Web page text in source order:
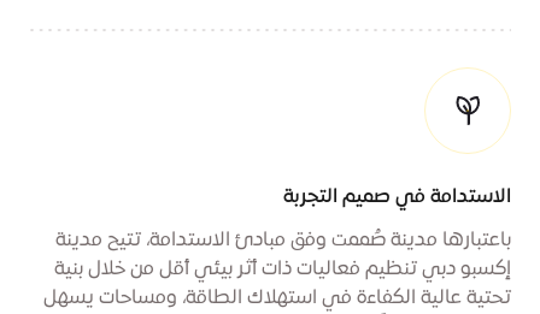
الاستدامة في صميم التجربة
باعتبارها مدينة صُممت وفق مبادئ الاستدامة، تتيح مدينة
إكسبو دبي تنظيم فعاليات ذات أثر بيئي أقل من خلال بنية
تحتية عالية الكفاءة في استهلاك الطاقة، ومساحات يسهل